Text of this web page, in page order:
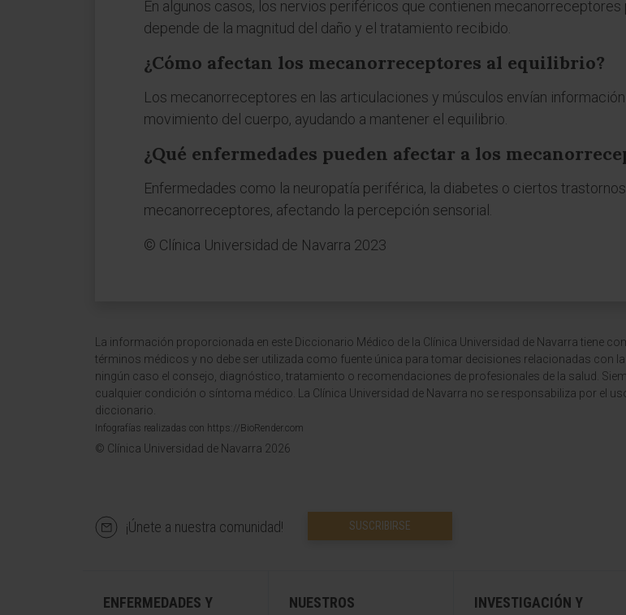
En algunos casos, los nervios periféricos que contienen
depende de la magnitud del daño y el tratamiento recibido.
¿Cómo afectan los mecanorreceptores al equilibrio?
Los mecanorreceptores en las articulaciones y músculos envían
movimiento del cuerpo, ayudando a mantener el equilibrio.
¿Qué enfermedades pueden afectar a los
Enfermedades como la neuropatía periférica, la diabetes o ciertos
mecanorreceptores, afectando la percepción sensorial.
© Clínica Universidad de Navarra 2023
La información proporcionada en este Diccionario Médico de la Clínica Universidad de Navarra tiene
términos médicos y no debe ser utilizada como fuente única para tomar decisiones relacionadas con
ningún caso el consejo, diagnóstico, tratamiento o recomendaciones de profesionales de la salud.
cualquier condición o síntoma médico. La Clínica Universidad de Navarra no se responsabiliza por el
diccionario.
Infografías realizadas con https://BioRender.com
© Clínica Universidad de Navarra 2026
¡Únete a nuestra comunidad! SUSCRIBIRSE
ENFERMEDADES Y
NUESTROS
INVESTIGACIÓN Y